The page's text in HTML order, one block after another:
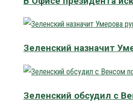
Зеленский назначит
Зеленский обсудил с